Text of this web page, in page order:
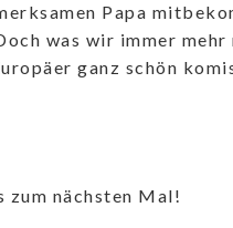
Papa
was wir immer
ganz schön
nächsten Mal!